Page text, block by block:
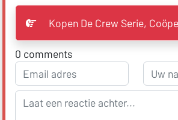
Kopen De Crew Serie,
0 comments